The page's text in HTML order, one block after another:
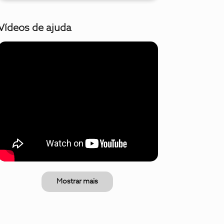
de ajuda
Mostrar mais